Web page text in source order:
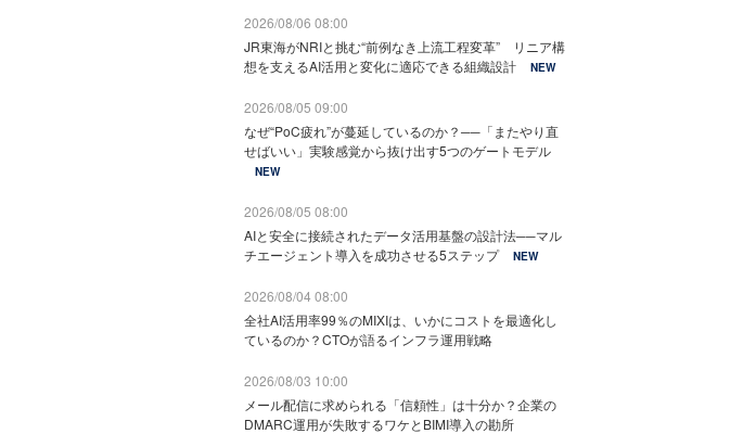
2026/08/06 08:00
JR東海がNRIと挑む“前例なき上流工程変革” リニア構
想を支えるAI活用と変化に適応できる組織設計
NEW
2026/08/05 09:00
なぜ“PoC疲れ”が蔓延しているのか？──「またやり直
せばいい」実験感覚から抜け出す5つのゲートモデル
NEW
2026/08/05 08:00
AIと安全に接続されたデータ活用基盤の設計法──マル
チエージェント導入を成功させる5ステップ
NEW
2026/08/04 08:00
全社AI活用率99％のMIXIは、いかにコストを最適化し
ているのか？CTOが語るインフラ運用戦略
2026/08/03 10:00
メール配信に求められる「信頼性」は十分か？企業の
DMARC運用が失敗するワケとBIMI導入の勘所